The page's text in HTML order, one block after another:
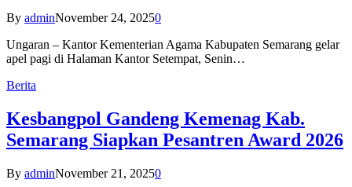
By adminNovember 24, 20250
Ungaran – Kantor Kementerian Agama Kabupaten Semarang gelar
apel pagi di Halaman Kantor Setempat, Senin…
Berita
Kesbangpol Gandeng Kemenag Kab.
Semarang Siapkan Pesantren Award 2026
By adminNovember 21, 20250